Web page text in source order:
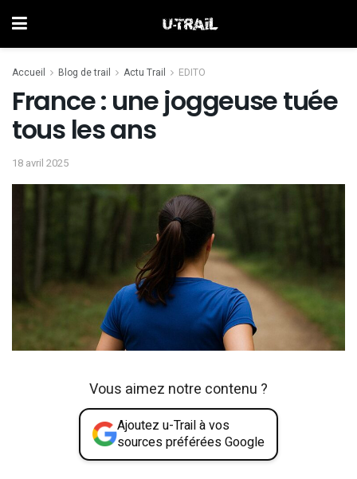
Accueil Blog de trail Actu Trail EDITO
France : une joggeuse tuée
tous les ans
18 avril 2025
Vous aimez notre contenu ?
Ajoutez u-Trail à vos
sources préférées Google